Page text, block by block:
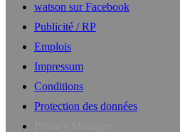
watson sur Facebook
Publicité / RP
Emplois
Impressum
Conditions
Protection des données